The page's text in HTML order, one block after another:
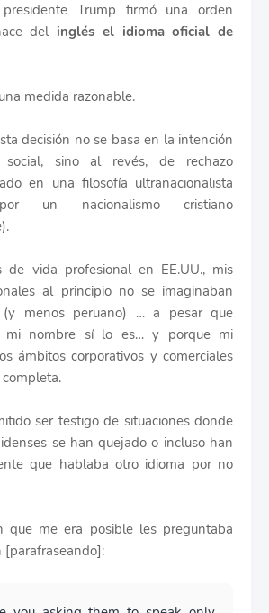
Trump firmó una orden
del inglés el idioma oficial de
medida razonable.
decisión no se basa en la intención
social, sino al revés, de rechazo
en una filosofía ultranacionalista
un nacionalismo cristiano
vida profesional en EE.UU., mis
al principio no se imaginaban
menos peruano) … a pesar que
mi nombre sí lo es… y porque mi
ámbitos corporativos y comerciales
ser testigo de situaciones donde
se han quejado o incluso han
que hablaba otro idioma por no
que me era posible les preguntaba
[parafraseando]: